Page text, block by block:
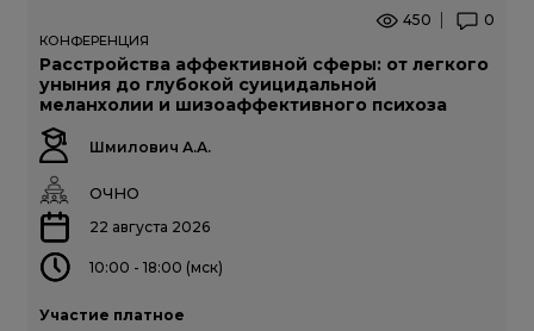
450 0
КОНФЕРЕНЦИЯ
Расстройства аффективной сферы: от легкого
уныния до глубокой суицидальной
меланхолии и шизоаффективного психоза
Шмилович А.А.
ОЧНО
22 августа 2026
10:00 - 18:00 (мск)
Участие платное